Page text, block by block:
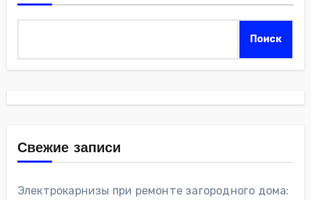
Поиск
Свежие записи
Электрокарнизы при ремонте загородного дома: